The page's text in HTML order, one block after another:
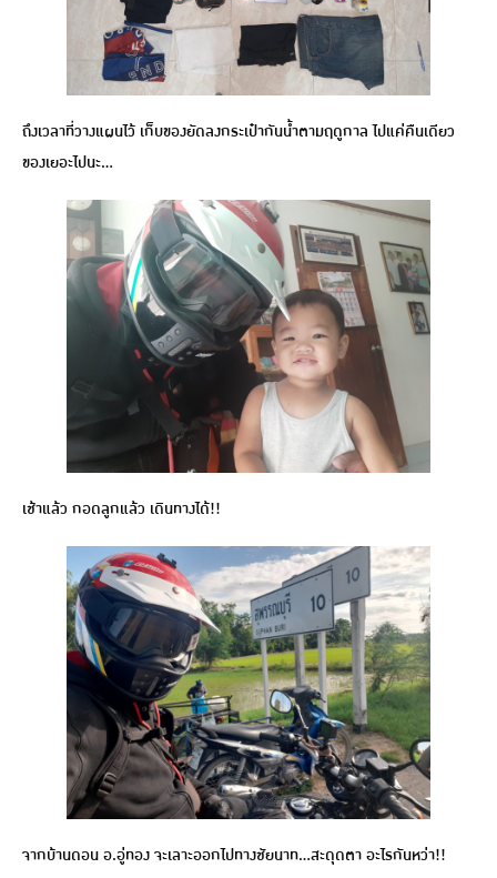
ถึงเวลาที่วางแผนไว้ เก็บของยัดลงกระเป๋ากันน้ำตามฤดูกาล ไปแค่คืนเดียว
ของเยอะไปนะ…
เช้าแล้ว กอดลูกแล้ว เดินทางได้!!
จากบ้านดอน อ.อู่ทอง จะเลาะออกไปทางชัยนาท…สะดุดตา อะไรกันหว่า!!